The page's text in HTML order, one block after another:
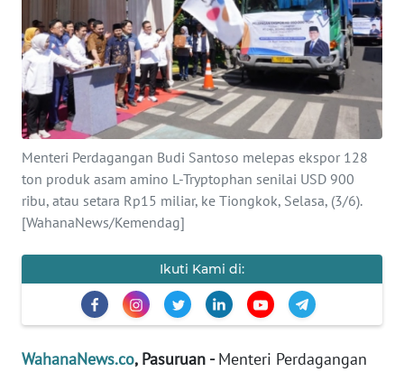
Menteri Perdagangan Budi Santoso melepas ekspor 128
ton produk asam amino L-Tryptophan senilai USD 900
ribu, atau setara Rp15 miliar, ke Tiongkok, Selasa, (3/6).
[WahanaNews/Kemendag]
Ikuti Kami di:
WahanaNews.co, Pasuruan -Menteri Perdagangan
INTERNASIONAL
SERBA-SERBI
PENDIDIKAN
OLAHRAGA
OPINI
EDITORIAL
Informasi